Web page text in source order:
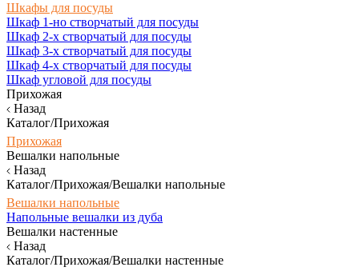
Шкафы для посуды
Шкаф 1-но створчатый для посуды
Шкаф 2-х створчатый для посуды
Шкаф 3-х створчатый для посуды
Шкаф 4-х створчатый для посуды
Шкаф угловой для посуды
Прихожая
Назад
Каталог/Прихожая
Прихожая
Вешалки напольные
Назад
Каталог/Прихожая/Вешалки напольные
Вешалки напольные
Напольные вешалки из дуба
Вешалки настенные
Назад
Каталог/Прихожая/Вешалки настенные